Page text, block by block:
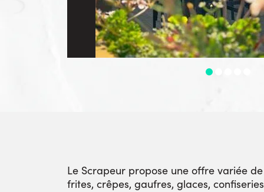
Le Scrapeur propose une offre variée
frites, crêpes, gaufres, glaces,